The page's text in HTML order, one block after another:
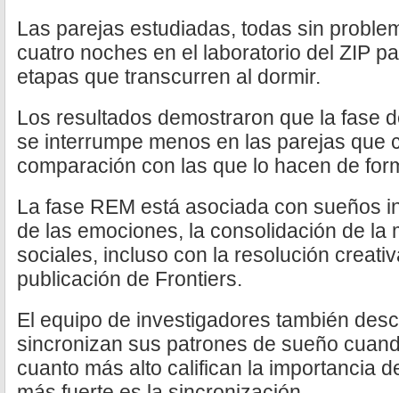
Las parejas estudiadas, todas sin
cuatro noches en el laboratorio del ZIP
etapas que transcurren al dormir.
Los resultados demostraron que la fase
se interrumpe menos en las parejas que
comparación con las que lo hacen de
La fase REM está asociada con sueños
de las emociones, la consolidación de la
sociales, incluso con la resolución
publicación de Frontiers.
El equipo de investigadores también
sincronizan sus patrones de sueño
cuanto más alto califican la importancia